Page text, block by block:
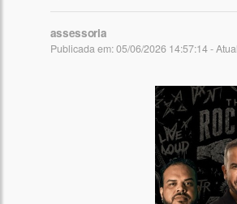
assessoria
Publicada em: 05/06/2026 14:57:14 -